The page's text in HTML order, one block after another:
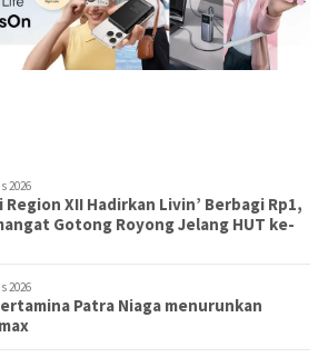
2026
Region XII Hadirkan Livin’ Berbagi Rp1,
Gotong Royong Jelang HUT ke-
2026
Patra Niaga menurunkan